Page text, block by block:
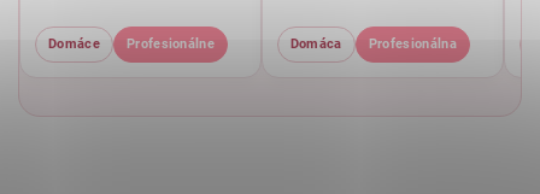
Domáce Profesionálne Domáca Profesionálna